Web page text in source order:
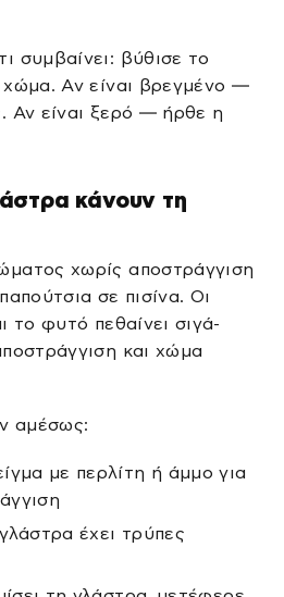
συμβαίνει: βύθισε το
Αν είναι βρεγμένο —
Αν είναι ξερό — ήρθε η
κάνουν τη
χωρίς αποστράγγιση
σε πισίνα. Οι
το φυτό πεθαίνει σιγά-
και χώμα
αμέσως:
με περλίτη ή άμμο για
έχει τρύπες